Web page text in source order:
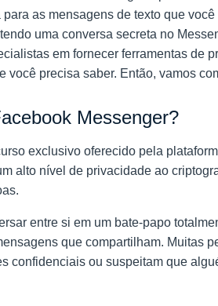
as mensagens de texto que
uma conversa secreta no
em fornecer ferramentas de
precisa saber. Então, vamos
Messenger?
exclusivo oferecido pela
alto nível de privacidade ao
entre si em um bate-papo
que compartilham. Muitas
confidenciais ou suspeitam que